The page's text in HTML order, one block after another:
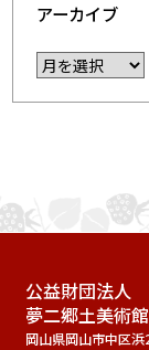
アーカイブ
公益財団法人
夢二郷土美術
岡山県岡山市中区